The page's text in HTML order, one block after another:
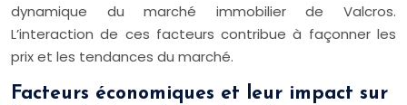
dynamique du marché immobilier de Valcros.
L’interaction de ces facteurs contribue à façonner les
prix et les tendances du marché.
Facteurs économiques et leur impact sur